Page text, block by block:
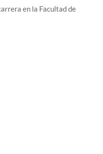
en la Facultad de